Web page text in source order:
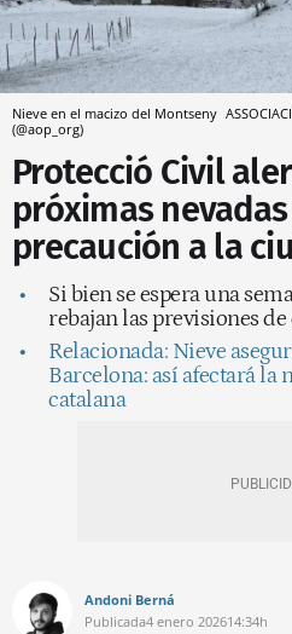
Nieve en el macizo del Montseny
(@aop_org)
Protecció Civil
próximas
precaución a la
Si bien se espera una
rebajan las previsiones
Relacionada: Nieve
Barcelona: así afectará la
catalana
Andoni Berná
Publicada4 enero 202614:34h